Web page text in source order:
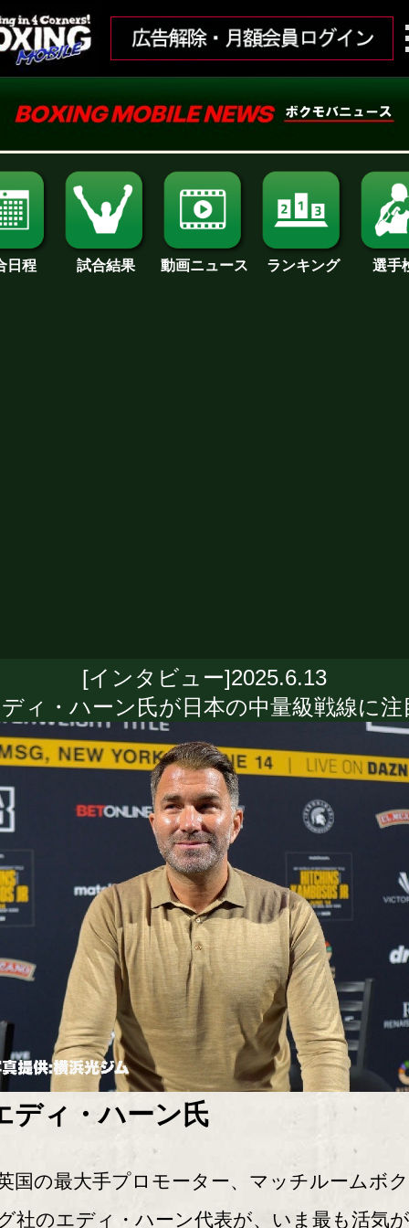
日程 試合結果 動画ニュース ランキング 選手
[インタビュー]2025.6.13
ィ・ハーン氏が日本の中量級戦線に注
ディ・ハーン氏
の最大手プロモーター、マッチルームボ
社のエディ・ハーン代表が、いま最も活気